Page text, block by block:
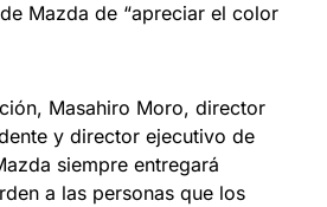
Mazda de “apreciar el color
Masahiro Moro, director
y director ejecutivo de
siempre entregará
a las personas que los